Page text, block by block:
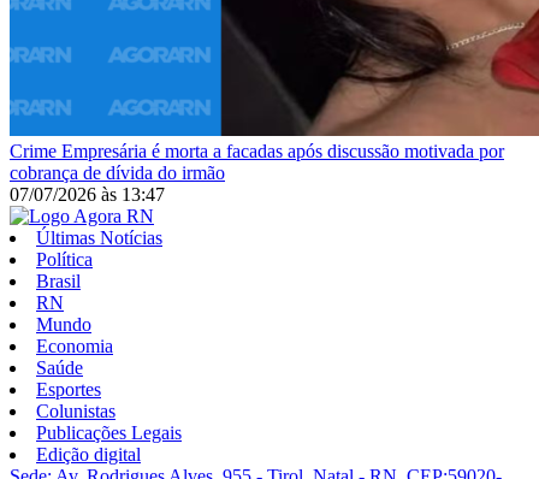
Crime Empresária é morta a facadas após discussão motivada por
cobrança de dívida do irmão
07/07/2026 às 13:47
Últimas Notícias
Política
Brasil
RN
Mundo
Economia
Saúde
Esportes
Colunistas
Publicações Legais
Edição digital